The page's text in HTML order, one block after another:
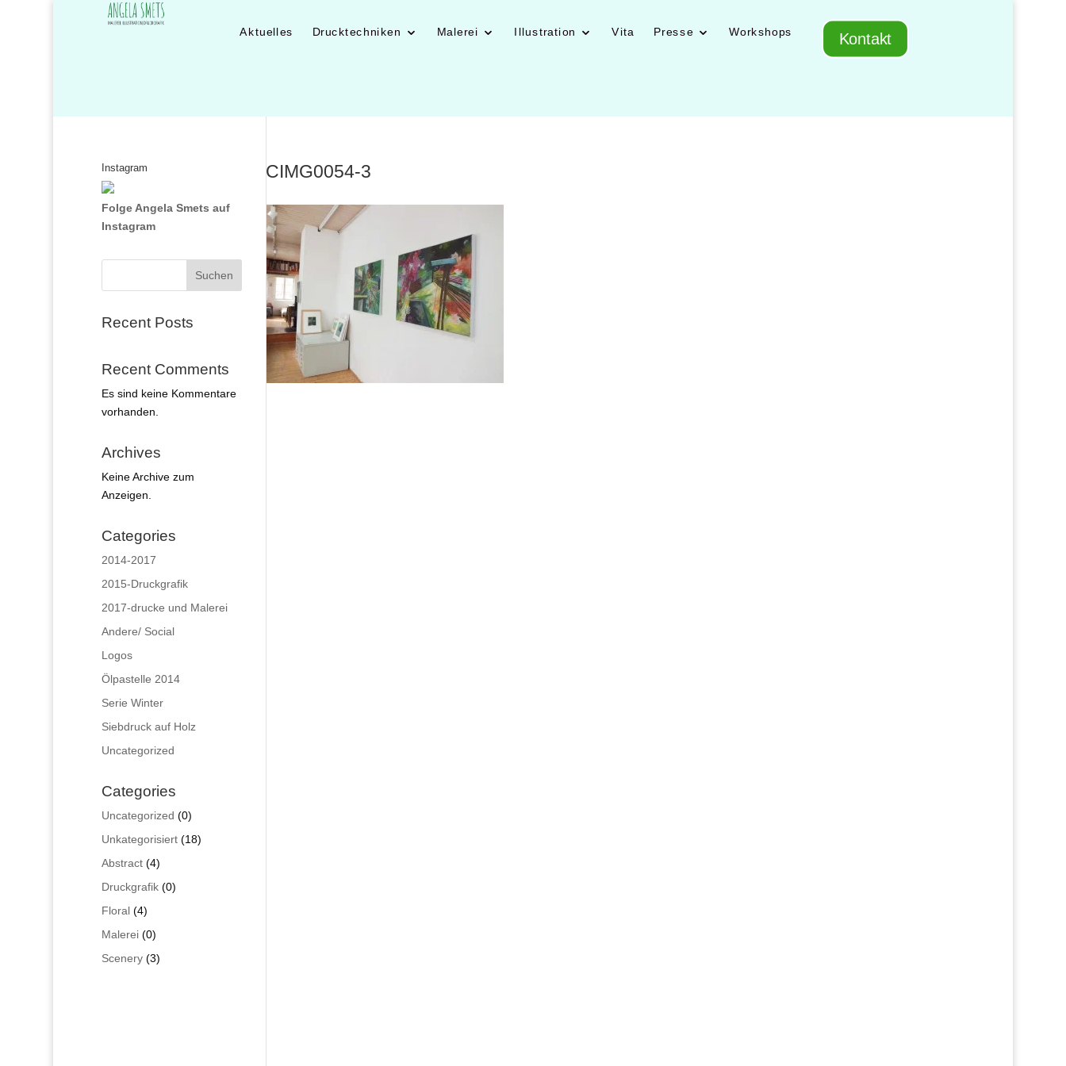
Aktuelles Drucktechniken Malerei Illustration Vita Presse Workshops Kontakt
CIMG0054-3
Instagram
Folge Angela Smets auf
Instagram
Suchen
Recent Posts
Recent Comments
Es sind keine Kommentare
vorhanden.
Archives
Keine Archive zum
Anzeigen.
Categories
2014-2017
2015-Druckgrafik
2017-drucke und Malerei
Andere/ Social
Logos
Ölpastelle 2014
Serie Winter
Siebdruck auf Holz
Uncategorized
Categories
Uncategorized 00
Produkte
Unkategorisiert 1818
Abstract 44
Produkte
Druckgrafik 00
Floral 44
Produkte
Malerei 00
Produkte
Scenery 33